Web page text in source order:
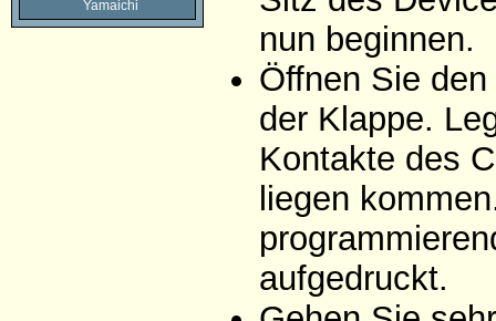
Yamaichi
nun beginnen.
Öffnen Sie
der Klappe.
Kontakte des
liegen
aufgedruckt.